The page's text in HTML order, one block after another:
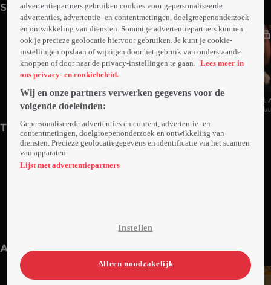
Seizoen 1
45min
Vr 05 jul 24
8.
Trailers
Vr 10 mei 24
Anderen kijken ook
advertentiepartners gebruiken cookies voor gepersonaliseerde
advertenties, advertentie- en contentmetingen, doelgroepenonderzoek
en ontwikkeling van diensten. Sommige advertentiepartners kunnen
ook je precieze geolocatie hiervoor gebruiken. Je kunt je cookie-
instellingen opslaan of wijzigen door het gebruik van onderstaande
knoppen of door naar de privacy-instellingen te gaan.
Lees meer in
ons privacy- en cookiebeleid.
Wij en onze partners verwerken gegevens voor de
volgende doeleinden:
Gepersonaliseerde advertenties en content, advertentie- en
contentmetingen, doelgroepenonderzoek en ontwikkeling van
diensten. Precieze geolocatiegegevens en identificatie via het scannen
van apparaten.
Lijst met advertentiepartners
Instellen
Alleen noodzakelijk